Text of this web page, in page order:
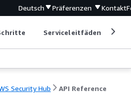
Deutsch Präferenzen Kontakt
Serviceleitfäden
Security Hub API Reference